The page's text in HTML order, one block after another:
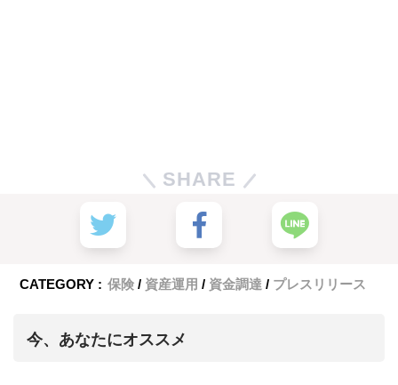
SHARE
CATEGORY : 保険 資産運用 資金調達 プレスリリース
今、あなたにオススメ